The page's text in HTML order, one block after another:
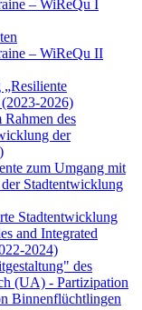
– WiReQu I
– WiReQu II
„Resiliente
2026)
des
der
zum Umgang mit
Stadtentwicklung
Stadtentwicklung
and Integrated
2024)
des
(UA) - Partizipation
Binnenflüchtlingen